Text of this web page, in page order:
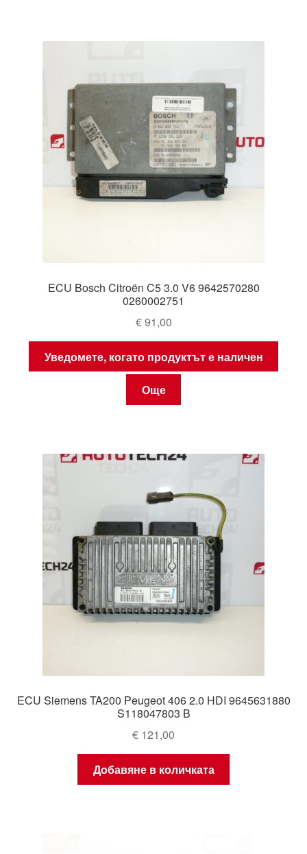
ECU Bosch Citroën C5 3.0 V6 9642570280
0260002751
€91,00
Уведомете, когато продуктът е наличен
Още
ECU Siemens TA200 Peugeot 406 2.0 HDI 9645631880
S118047803 B
€ 121,00
Добавяне в количката